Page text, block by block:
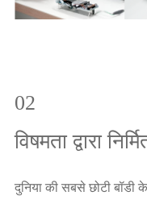
02
विषमता द्वारा
दुनिया की सबसे छोटी बॉडी